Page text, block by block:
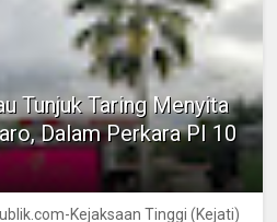
Tunjuk Taring Menyita
Dalam Perkara PI 10
Kejaksaan Tinggi (Kejati)